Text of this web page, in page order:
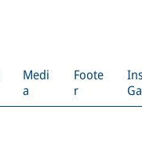
Medi
a
Foote
r